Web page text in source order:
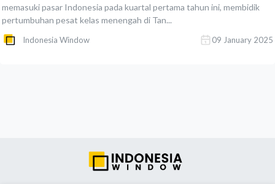
memasuki pasar Indonesia pada kuartal pertama tahun ini, membidik
pertumbuhan pesat kelas menengah di Tan...
Indonesia Window 09 January 2025